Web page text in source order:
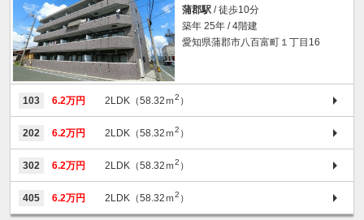
蒲郡駅 / 徒歩10分
築年 25年 / 4階建
愛知県蒲郡市八百富町１丁目16
103 6.2万円 2LDK（58.32ｍ2 ）
202 6.2万円 2LDK（58.32ｍ2 ）
302 6.2万円 2LDK（58.32ｍ2 ）
405 6.2万円 2LDK（58.32ｍ2 ）